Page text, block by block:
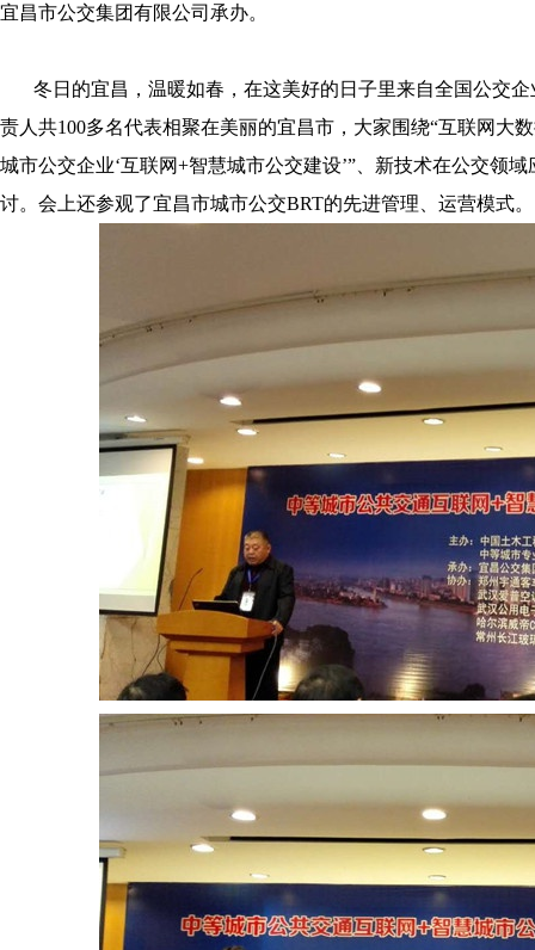
宜昌市公交集团有限公司承办。
冬日的宜昌，温暖如春，在这美好的日子里来自全国公交
责人共100多名代表相聚在美丽的宜昌市， 大家围绕“互联网大
城市公交企业‘互联网+智慧城市公交建设’”、新技术在公交领
讨。 会上还参观了宜昌市城市公交BRT的先进管理、运营模式。